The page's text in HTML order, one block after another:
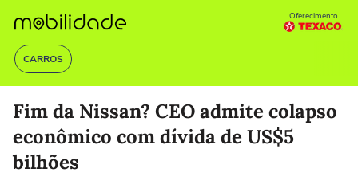
CARROS
Oferecimento
Fim da Nissan? CEO admite colapso
econômico com dívida de US$5
bilhões